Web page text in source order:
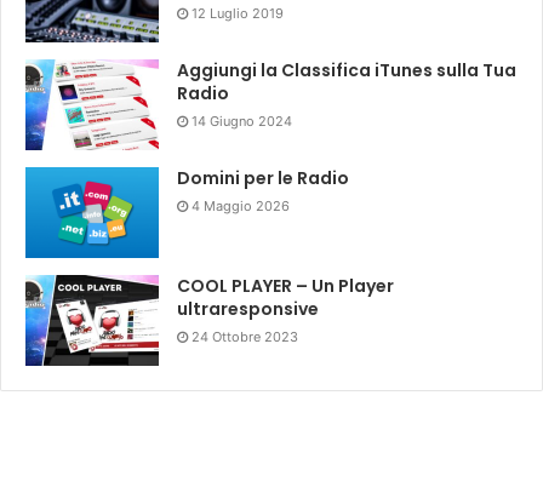
12 Luglio 2019
Aggiungi la Classifica iTunes sulla Tua
Radio
14 Giugno 2024
Domini per le Radio
4 Maggio 2026
COOL PLAYER – Un Player
ultraresponsive
24 Ottobre 2023